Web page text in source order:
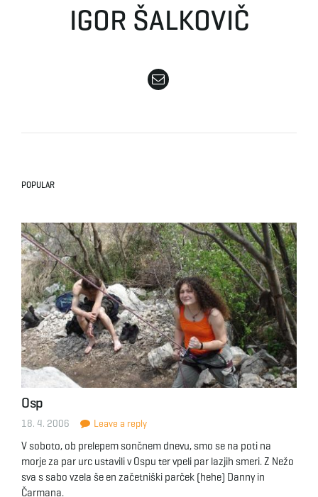
n
v
i
g
IGOR ŠALKOVIČ
POPULAR
Osp
18. 4. 2006 Leave a reply
V soboto, ob prelepem sončnem dnevu, smo se na poti na
morje za par urc ustavili v Ospu ter vpeli par lazjih smeri. Z Nežo
sva s sabo vzela še en začetniški parček (hehe) Danny in
Čarmana.